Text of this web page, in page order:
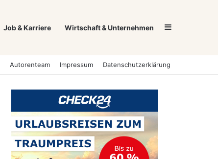
Job & Karriere Wirtschaft & Unternehmen Sidebar
Autorenteam Impressum Datenschutzerklärung